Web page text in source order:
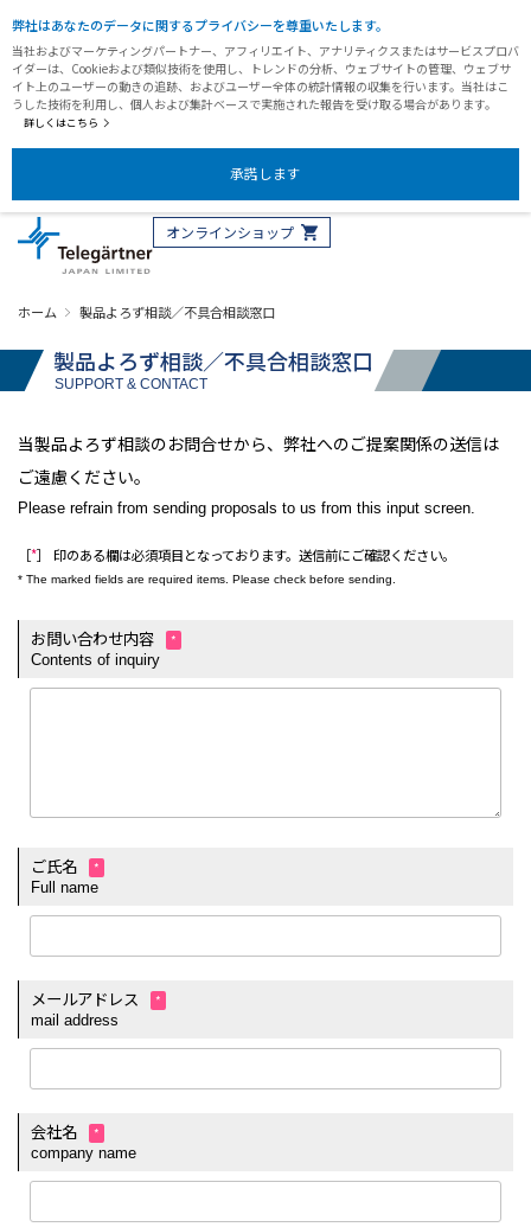
弊社はあなたのデータに関するプライバシーを尊重いたします。
当社およびマーケティングパートナー、アフィリエイト、アナリティクスまたはサービスプロバ
イダーは、Cookieおよび類似技術を使用し、トレンドの分析、ウェブサイトの管理、ウェブサ
イト上のユーザーの動きの追跡、およびユーザー全体の統計情報の収集を行います。当社はこ
うした技術を利用し、個人および集計ベースで実施された報告を受け取る場合があります。
詳しくはこちら
承諾します
オンラインショップ
ホーム 製品よろず相談／不具合相談窓口
製品よろず相談／不具合相談窓口
SUPPORT & CONTACT
当製品よろず相談のお問合せから、弊社へのご提案関係の送信は
ご遠慮ください。
Please refrain from sending proposals to us from this input screen.
［*］ 印のある欄は必須項目となっております。送信前にご確認ください。
* The marked fields are required items. Please check before sending.
お問い合わせ内容
*
Contents of inquiry
ご氏名
*
Full name
メールアドレス
*
mail address
会社名
*
company name